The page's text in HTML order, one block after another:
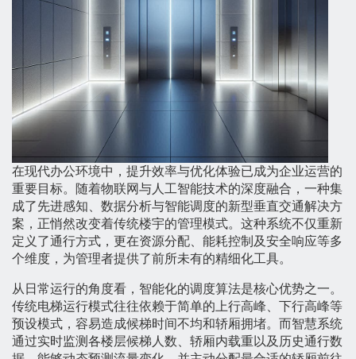
在现代办公环境中，提升效率与优化体验已成为企业运营的
重要目标。随着物联网与人工智能技术的深度融合，一种集
成了先进感知、数据分析与智能调度的新型垂直交通解决方
案，正悄然改变着传统楼宇的管理模式。这种系统不仅重新
定义了通行方式，更在资源分配、能耗控制及安全响应等多
个维度，为管理者提供了前所未有的精细化工具。
从日常运行的角度看，智能化的调度算法是核心优势之一。
传统电梯运行模式往往依赖于简单的上行高峰、下行高峰等
预设模式，容易造成候梯时间不均和轿厢拥堵。而智慧系统
通过实时监测各楼层候梯人数、轿厢内载重以及历史通行数